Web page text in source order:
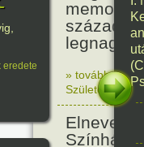
eredete
századi
» tovább
Született,